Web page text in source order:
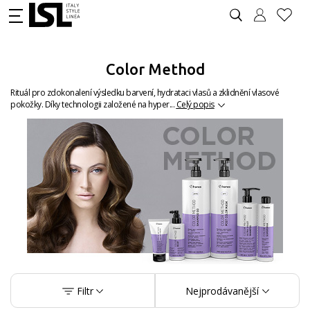
Color Method
Rituál pro zdokonalení výsledku barvení, hydrataci vlasů a zklidnění vlasové
pokožky. Díky technologii založené na hyper... Celý popis
Filtr Nejprodávanější